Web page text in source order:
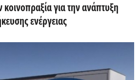
για την ανάπτυξη
ενέργειας